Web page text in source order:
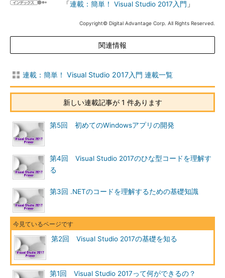
「連載：簡単！ Visual Studio 2017入門 」
Copyright© Digital Advantage Corp. All Rights Reserved.
関連情報
連載：簡単！ Visual Studio 2017入門 連載一覧
新しい連載記事が 1 件あります
第5回 初めてのWindowsアプリの開発
第4回 Visual Studio 2017のひな型コードを理解す
る
第3回 .NETのコードを理解するための基礎知識
第2回 Visual Studio 2017の基礎を知る
第1回 Visual Studio 2017って何ができるの？